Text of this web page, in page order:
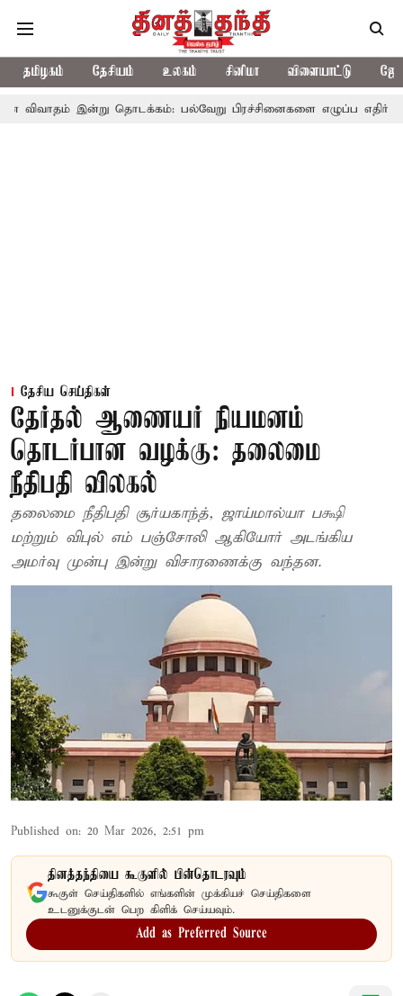
தமிழகம் தேசியம் உலகம் சினிமா விளையாட்டு
தொடக்கம்: பல்வேறு பிரச்சினைகளை எழுப்ப எதிர்க்கட்சிகள்
தேசிய செய்திகள்
தேர்தல் ஆணையர் நியமனம்
தொடர்பான வழக்கு: தலைமை
நீதிபதி விலகல்
தலைமை நீதிபதி சூர்யகாந்த், ஜாய்மால்யா பக்ஷி
மற்றும் விபுல் எம் பஞ்சோலி ஆகியோர் அடங்கிய
அமர்வு முன்பு இன்று விசாரணைக்கு வந்தன.
Published on: 20 Mar 2026, 2:51 pm
தினத்தந்தியை கூகுளில் பின்தொடரவும்
கூகுள் செய்திகளில் எங்களின் முக்கியச் செய்திகளை
உடனுக்குடன் பெற கிளிக் செய்யவும்.
Add as Preferred Source